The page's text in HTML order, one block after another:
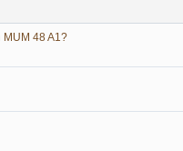
MUM 48 A1?